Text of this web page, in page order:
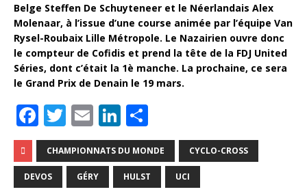
Belge Steffen De Schuyteneer et le Néerlandais Alex
Molenaar, à l’issue d’une course animée par l’équipe Van
Rysel-Roubaix Lille Métropole. Le Nazairien ouvre donc
le compteur de Cofidis et prend la tête de la FDJ United
Séries, dont c’était la 1è manche. La prochaine, ce sera
le Grand Prix de Denain le 19 mars.
F
a
c
e
T
w
it
te
E
m
ai
l
Li
n
k
e
ar
ta
g
CHAMPIONNATS DU MONDE CYCLO-CROSS
DEVOS GÉRY HULST UCI